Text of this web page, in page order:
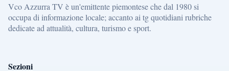
Vco Azzurra TV è un'emittente piemontese che dal 1980 si
occupa di informazione locale; accanto ai tg quotidiani rubriche
dedicate ad attualità, cultura, turismo e sport.
Sezioni